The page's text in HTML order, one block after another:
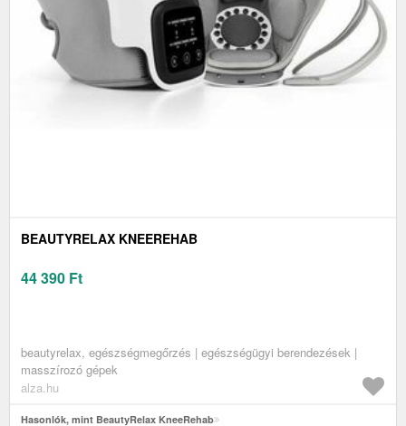
BEAUTYRELAX KNEEREHAB
44 390 Ft
beautyrelax, egészségmegőrzés | egészségügyi berendezések |
masszírozó gépek
alza.hu
Hasonlók, mint BeautyRelax KneeRehab